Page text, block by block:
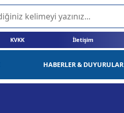
KVKK İletişim
HABERLER & DUYURULAR